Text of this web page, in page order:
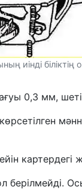
иінді біліктің
0,3 мм,
картердегі
берілмейді.